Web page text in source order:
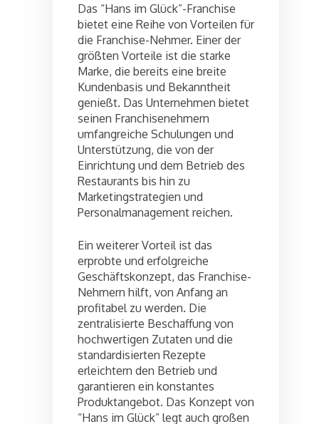
Das “Hans im Glück”-Franchise
bietet eine Reihe von Vorteilen für
die Franchise-Nehmer. Einer der
größten Vorteile ist die starke
Marke, die bereits eine breite
Kundenbasis und Bekanntheit
genießt. Das Unternehmen bietet
seinen Franchisenehmern
umfangreiche Schulungen und
Unterstützung, die von der
Einrichtung und dem Betrieb des
Restaurants bis hin zu
Marketingstrategien und
Personalmanagement reichen.
Ein weiterer Vorteil ist das
erprobte und erfolgreiche
Geschäftskonzept, das Franchise-
Nehmern hilft, von Anfang an
profitabel zu werden. Die
zentralisierte Beschaffung von
hochwertigen Zutaten und die
standardisierten Rezepte
erleichtern den Betrieb und
garantieren ein konstantes
Produktangebot. Das Konzept von
“Hans im Glück” legt auch großen